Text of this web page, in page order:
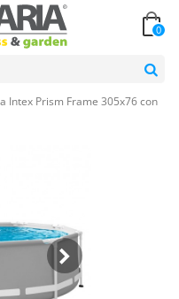
0
Intex Prism Frame 305x76 con